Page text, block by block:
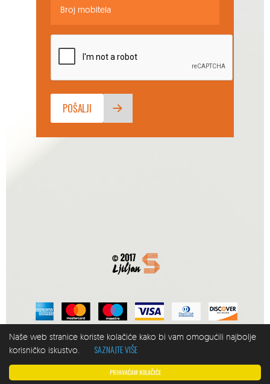
PRIHVAĆAM KOLAČIĆE
Naše web stranice koriste kolačiće kako bi vam omogućili najbolje
korisničko iskustvo.
SAZNAJTE VIŠE
Crafted by EA93